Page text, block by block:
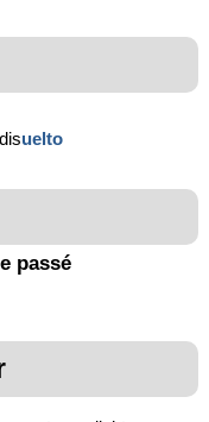
uelto
passé